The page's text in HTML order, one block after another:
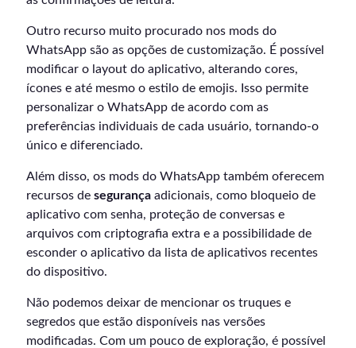
Outro recurso muito procurado nos mods do
WhatsApp são as opções de customização. É possível
modificar o layout do aplicativo, alterando cores,
ícones e até mesmo o estilo de emojis. Isso permite
personalizar o WhatsApp de acordo com as
preferências individuais de cada usuário, tornando-o
único e diferenciado.
Além disso, os mods do WhatsApp também oferecem
recursos de segurança adicionais, como bloqueio de
aplicativo com senha, proteção de conversas e
arquivos com criptografia extra e a possibilidade de
esconder o aplicativo da lista de aplicativos recentes
do dispositivo.
Não podemos deixar de mencionar os truques e
segredos que estão disponíveis nas versões
modificadas. Com um pouco de exploração, é possível